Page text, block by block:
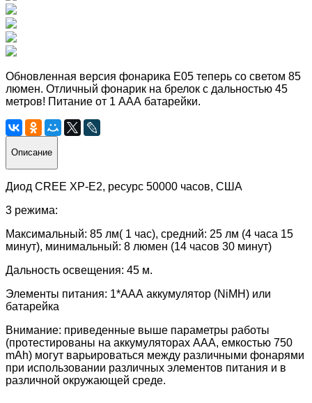
Обновленная версия фонарика Е05 теперь со светом 85
люмен. Отличный фонарик на брелок с дальностью 45
метров! Питание от 1 ААА батарейки.
Описание
Диод CREE XP-E2, ресурс 50000 часов, США
3 режима:
Максимальный: 85 лм( 1 час), средний: 25 лм (4 часа 15
минут), минимальный: 8 люмен (14 часов 30 минут)
Дальность освещения: 45 м.
Элементы питания: 1*ААА аккумулятор (NiMH) или
батарейка
Внимание: приведенные выше параметры работы
(протестированы на аккумуляторах ААА, емкостью 750
mAh) могут варьироваться между различными фонарями
при использовании различных элементов питания и в
различной окружающей среде.